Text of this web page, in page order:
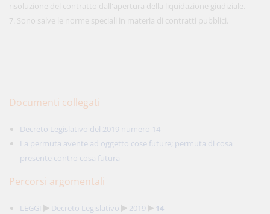
risoluzione del contratto dall'apertura della liquidazione giudiziale.
7. Sono salve le norme speciali in materia di contratti pubblici.
Documenti collegati
Decreto Legislativo del 2019 numero 14
La permuta avente ad oggetto cose future; permuta di cosa
presente contro cosa futura
Percorsi argomentali
LEGGI Decreto Legislativo 2019 14